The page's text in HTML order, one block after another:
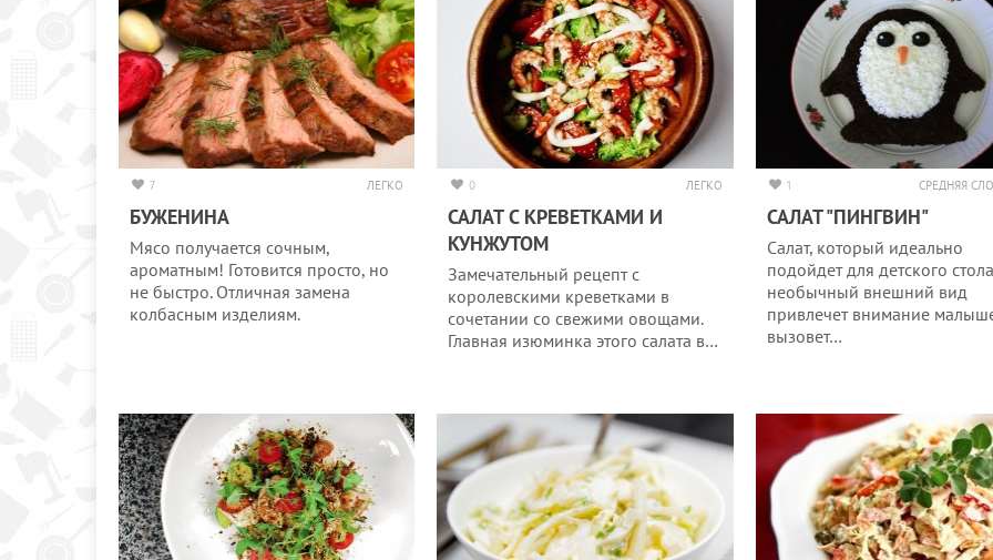
7 ЛЕГКО
БУЖЕНИНА
Мясо получается сочным,
ароматным! Готовится просто, но
не быстро. Отличная замена
колбасным изделиям.
0 ЛЕГКО
САЛАТ С КРЕВЕТКАМИ И
КУНЖУТОМ
Замечательный рецепт с
королевскими креветками в
сочетании со свежими овощами.
Главная изюминка этого салата в…
1 СРЕДНЯЯ
САЛАТ "ПИНГВИН"
Салат, который идеально
подойдет для детского
необычный внешний вид
привлечет внимание
вызовет…